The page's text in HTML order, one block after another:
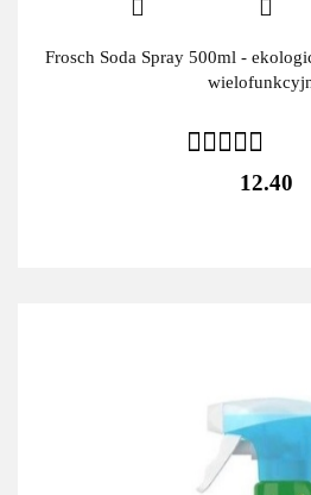
Frosch Soda Spray 500ml -
12.40